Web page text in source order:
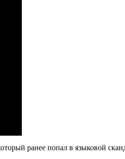
ранее попал в языковой